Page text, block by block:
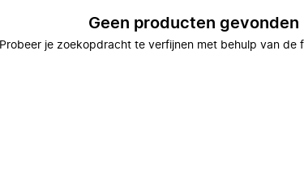
Geen producten gevonden
Probeer je zoekopdracht te verfijnen met behulp van de